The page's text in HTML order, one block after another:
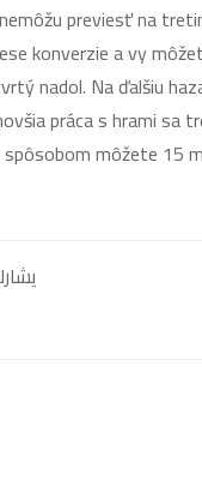
previesť na
konverzie a vy
nadol. Na ďalšiu
práca s hrami
spôsobom môžete 15